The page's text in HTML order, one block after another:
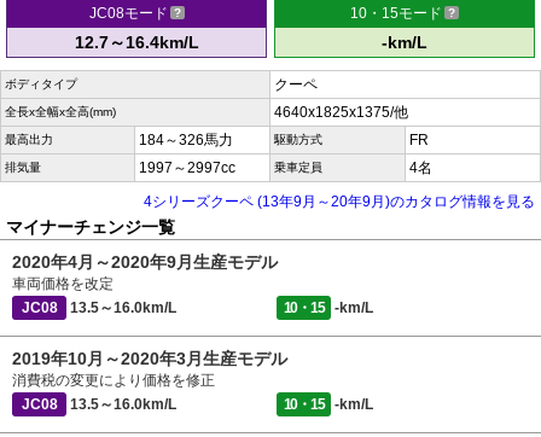
JC08モード
12.7～16.4km/L
10・15モード
-km/L
ボディタイプ クーペ
全長x全幅x全高(mm) 4640x1825x1375/他
最高出力 184～326馬力 駆動方式 FR
排気量 1997～2997cc 乗車定員
4名
4シリーズクーペ (13年9月～20年9月)のカタログ情報を見る
マイナーチェンジ一覧
2020年4月～2020年9月生産モデル
車両価格を改定
JC08
13.5～16.0km/L 10・15 -km/L
2019年10月～2020年3月生産モデル
消費税の変更により価格を修正
JC08
13.5～16.0km/L 10・15 -km/L